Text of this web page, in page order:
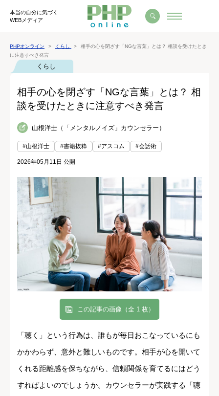
本当の自分に気づく
WEBメディア
PHPオンライン くらし
相手の心を閉ざす「NGな言葉」とは？ 相談を受けたとき
に注意すべき発言
くらし
相手の心を閉ざす「NGな言葉」とは？ 相
談を受けたときに注意すべき発言
山根洋士（「メンタルノイズ」カウンセラー）
#山根洋士 #書籍抜粋 #アスコム #会話術
2026年05月11日 公開
この記事の画像（全 1 枚）
「聴く」という行為は、誰もが毎日おこなっているにも
かかわらず、意外と難しいものです。相手が心を開いて
くれる距離感を保ちながら、信頼関係を育てるにはどう
すればよいのでしょうか。カウンセラーが実践する「聴